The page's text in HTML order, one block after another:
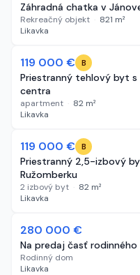
Záhradná chatka v
Rekreačný objekt · 821 m²
Likavka
26 dní
119 000 € B
Priestranný tehlový byt
centra
apartment · 82 m²
Likavka
31 dní
119 000 € B
Priestranný 2,5-izbový
Ružomberku
2 izbový byt · 82 m²
Likavka
46 dní
280 000 €
Na predaj časť
Rodinný dom
Likavka